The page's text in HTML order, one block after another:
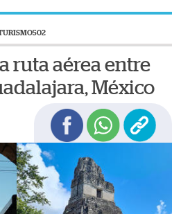
ruta aérea entre
México